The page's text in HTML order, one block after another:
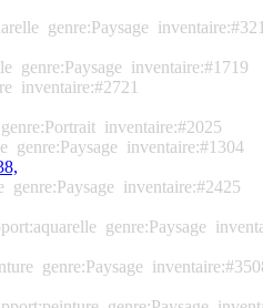
genre:Paysage
genre:Paysage inventaire:#1719
inventaire:#2721
genre:Portrait inventaire:#2025
genre:Paysage inventaire:#1304
genre:Paysage inventaire:#2425
genre:Paysage
genre:Paysage